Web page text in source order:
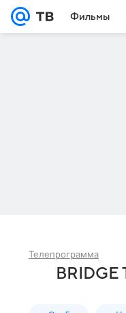
Фильмы
Телепрограмма
BRIDGE